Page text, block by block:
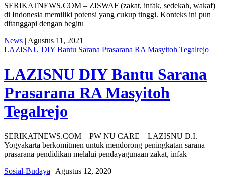
SERIKATNEWS.COM – ZISWAF (zakat, infak, sedekah, wakaf)
di Indonesia memiliki potensi yang cukup tinggi. Konteks ini pun
ditanggapi dengan begitu
News | Agustus 11, 2021
LAZISNU DIY Bantu Sarana Prasarana RA Masyitoh Tegalrejo
LAZISNU DIY Bantu Sarana
Prasarana RA Masyitoh
Tegalrejo
SERIKATNEWS.COM – PW NU CARE – LAZISNU D.I.
Yogyakarta berkomitmen untuk mendorong peningkatan sarana
prasarana pendidikan melalui pendayagunaan zakat, infak
Sosial-Budaya | Agustus 12, 2020